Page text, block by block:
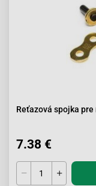
Reťazová spojka
7.38 €